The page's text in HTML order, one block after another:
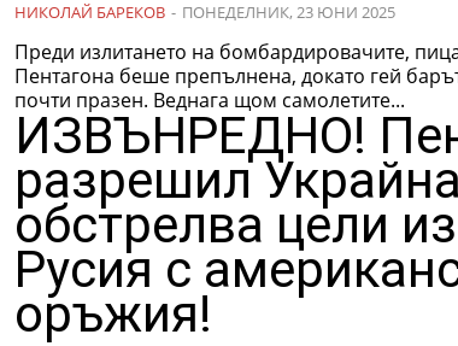
НИКОЛАЙ БАРЕКОВ - ПОНЕДЕЛНИК, 23 ЮНИ 2025
Преди излитането на бомбардировачите,
Пентагона беше препълнена, докато гей
почти празен. Веднага щом самолетите...
ИЗВЪНРЕДНО!
разрешил
обстрелва цели
Русия с
оръжия!